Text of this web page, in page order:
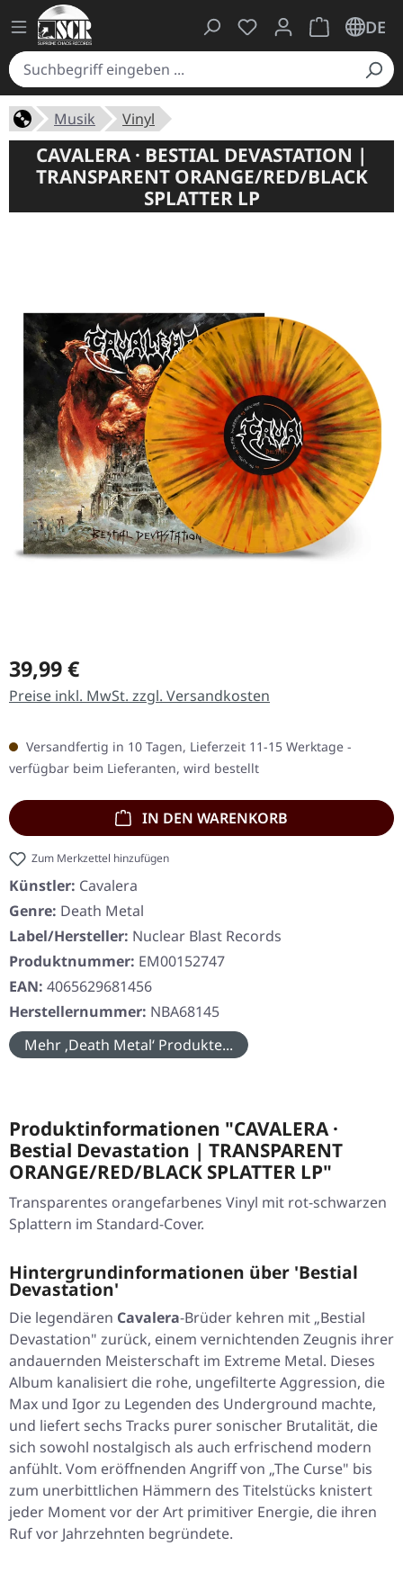
Du hast 0 Produkte
Warenkorb
DE
Musik Vinyl
CAVALERA · BESTIAL DEVASTATION |
TRANSPARENT ORANGE/RED/BLACK
SPLATTER LP
Regulärer Preis:
39,99 €
Preise inkl. MwSt. zzgl. Versandkosten
Versandfertig in 10 Tagen, Lieferzeit 11-15 Werktage -
verfügbar beim Lieferanten, wird bestellt
IN DEN WARENKORB
Zum Merkzettel hinzufügen
Künstler: Cavalera
Genre: Death Metal
Label/Hersteller: Nuclear Blast Records
Produktnummer: EM00152747
EAN: 4065629681456
Herstellernummer: NBA68145
Mehr ‚Death Metal‘ Produkte...
Produktinformationen "CAVALERA ·
Bestial Devastation | TRANSPARENT
ORANGE/RED/BLACK SPLATTER LP"
Transparentes orangefarbenes Vinyl mit rot-schwarzen
Splattern im Standard-Cover.
Hintergrundinformationen über 'Bestial
Devastation'
Die legendären Cavalera-Brüder kehren mit „Bestial
Devastation" zurück, einem vernichtenden Zeugnis ihrer
andauernden Meisterschaft im Extreme Metal. Dieses
Album kanalisiert die rohe, ungefilterte Aggression, die
Max und Igor zu Legenden des Underground machte,
und liefert sechs Tracks purer sonischer Brutalität, die
sich sowohl nostalgisch als auch erfrischend modern
anfühlt. Vom eröffnenden Angriff von „The Curse" bis
zum unerbittlichen Hämmern des Titelstücks knistert
jeder Moment vor der Art primitiver Energie, die ihren
Ruf vor Jahrzehnten begründete.